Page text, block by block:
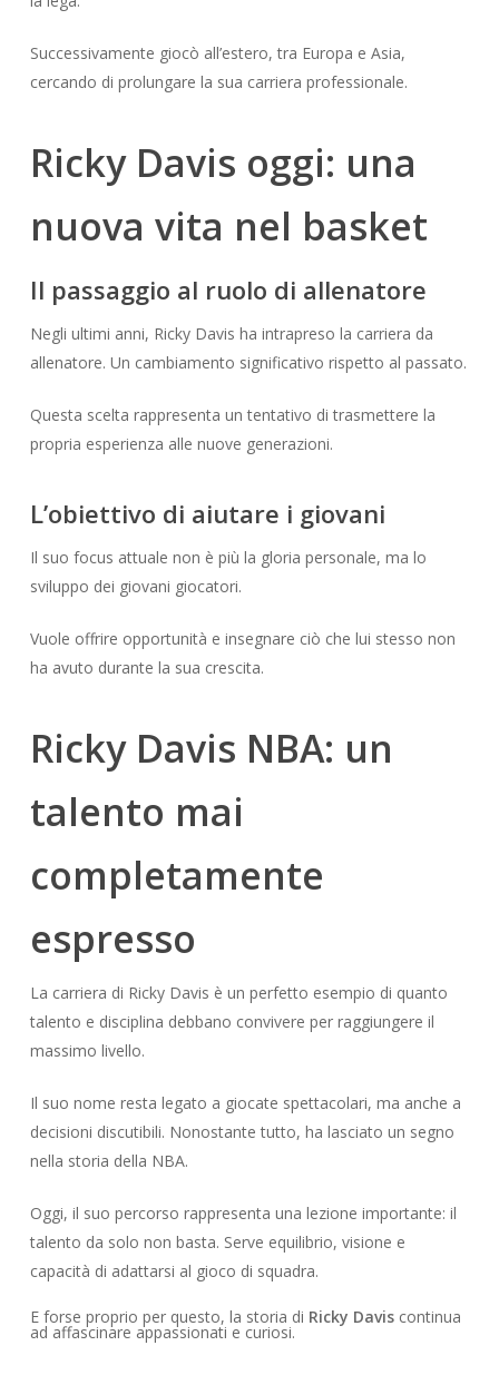
Successivamente giocò all’estero, tra Europa e Asia,
cercando di prolungare la sua carriera professionale.
Ricky Davis oggi: una
nuova vita nel basket
Il passaggio al ruolo di allenatore
Negli ultimi anni, Ricky Davis ha intrapreso la carriera da
allenatore. Un cambiamento significativo rispetto al passato.
Questa scelta rappresenta un tentativo di trasmettere la
propria esperienza alle nuove generazioni.
L’obiettivo di aiutare i giovani
Il suo focus attuale non è più la gloria personale, ma lo
sviluppo dei giovani giocatori.
Vuole offrire opportunità e insegnare ciò che lui stesso non
ha avuto durante la sua crescita.
Ricky Davis NBA: un
talento mai
completamente
espresso
La carriera di Ricky Davis è un perfetto esempio di quanto
talento e disciplina debbano convivere per raggiungere il
massimo livello.
Il suo nome resta legato a giocate spettacolari, ma anche a
decisioni discutibili. Nonostante tutto, ha lasciato un segno
nella storia della NBA.
Oggi, il suo percorso rappresenta una lezione importante: il
talento da solo non basta. Serve equilibrio, visione e
capacità di adattarsi al gioco di squadra.
E forse proprio per questo, la storia di Ricky Davis continua
ad affascinare appassionati e curiosi.